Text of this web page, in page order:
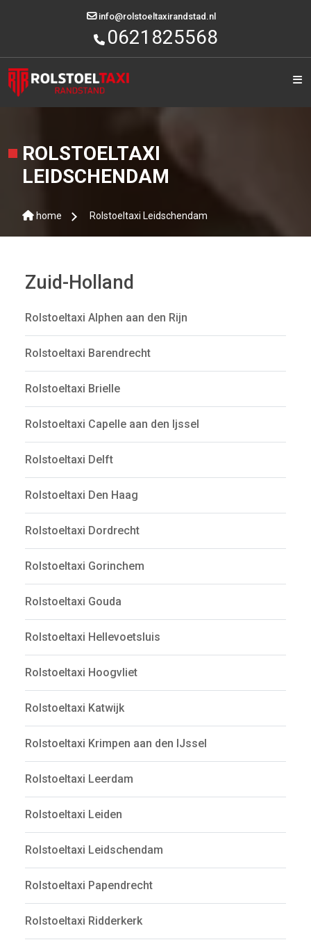
info@rolstoeltaxirandstad.nl
0621825568
OVER
STEDEN
CONTACT
ROLSTOELTAXI
LEIDSCHENDAM
home Rolstoeltaxi Leidschendam
Zuid-Holland
Rolstoeltaxi Alphen aan den Rijn
Rolstoeltaxi Barendrecht
Rolstoeltaxi Brielle
Rolstoeltaxi Capelle aan den Ijssel
Rolstoeltaxi Delft
Rolstoeltaxi Den Haag
Rolstoeltaxi Dordrecht
Rolstoeltaxi Gorinchem
Rolstoeltaxi Gouda
Rolstoeltaxi Hellevoetsluis
Rolstoeltaxi Hoogvliet
Rolstoeltaxi Katwijk
Rolstoeltaxi Krimpen aan den IJssel
Rolstoeltaxi Leerdam
Rolstoeltaxi Leiden
Rolstoeltaxi Leidschendam
Rolstoeltaxi Papendrecht
Rolstoeltaxi Ridderkerk